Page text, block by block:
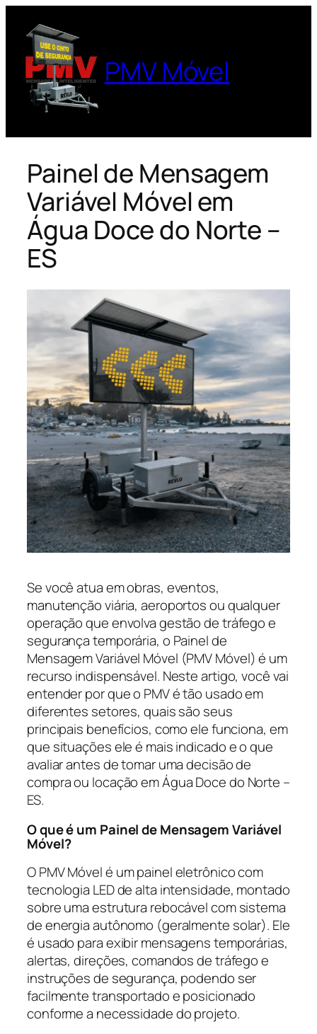
para
conteúdo
PMV Móvel
Painel de Mensagem
Variável Móvel em
Água Doce do Norte –
ES
Se você atua em obras, eventos,
manutenção viária, aeroportos ou qualquer
operação que envolva gestão de tráfego e
segurança temporária, o Painel de
Mensagem Variável Móvel (PMV Móvel) é um
recurso indispensável. Neste artigo, você vai
entender por que o PMV é tão usado em
diferentes setores, quais são seus
principais benefícios, como ele funciona, em
que situações ele é mais indicado e o que
avaliar antes de tomar uma decisão de
compra ou locação em Água Doce do Norte –
ES.
O que é um Painel de Mensagem Variável
Móvel?
O PMV Móvel é um painel eletrônico com
tecnologia LED de alta intensidade, montado
sobre uma estrutura rebocável com sistema
de energia autônomo (geralmente solar). Ele
é usado para exibir mensagens temporárias,
alertas, direções, comandos de tráfego e
instruções de segurança, podendo ser
facilmente transportado e posicionado
conforme a necessidade do projeto.